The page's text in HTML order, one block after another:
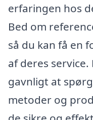
erfaringen hos
Bed om
så du kan få en
af deres
gavnligt at
metoder og